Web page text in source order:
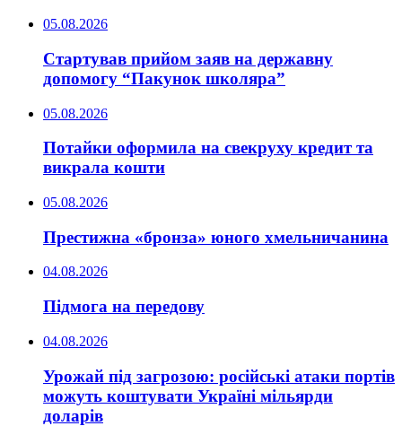
05.08.2026
Стартував прийом заяв на державну
допомогу “Пакунок школяра”
05.08.2026
Потайки оформила на свекруху кредит та
викрала кошти
05.08.2026
Престижна «бронза» юного хмельничанина
04.08.2026
Підмога на передову
04.08.2026
Урожай під загрозою: російські атаки портів
можуть коштувати Україні мільярди
доларів